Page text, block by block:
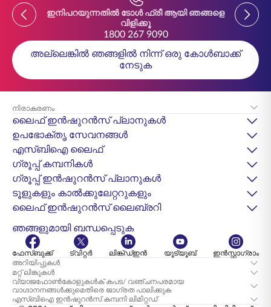
Previousഇനിപറയുന്നതിൽ ടോൾ ഫ്രീ ആയി ഞങ്ങളെ
വിളിക്കൂ
1800 267 9090
Previous
അല്ലെങ്കിൽ ഞങ്ങളിൽ നിന്ന് ഒരു കോൾബാക്ക്
നേടുക
നിരാകരണം
ലൈഫ് ഇൻഷുറൻസ് പ്ലാനുകൾ
ഉപഭോക്തൃ സേവനങ്ങൾ
എസ്‌ബിഐ ലൈഫ്
ഗ്രൂപ്പ് കമ്പനികൾ
ഗ്രൂപ്പ് ഇൻഷുറൻസ് പ്ലാനുകൾ
ടൂളുകളും കാൽക്കുലേറ്ററുകളും
ലൈഫ് ഇൻഷുറൻസ് ലൈബ്രറി
ഞങ്ങളുമായി ബന്ധപ്പെടുക
ഫേസ്ബുക്ക് ട്വിറ്റർ ലിങ്ക്ഡ്ഇൻ യൂട്യൂബ്
ഇൻസ്റ്റാഗ്രാം
അറിയിപ്പുകൾ
മറ്റ് ലിങ്കുകൾ
വ്യാജഫോൺകോളുകൾക് കപട/ വഞ്ചനപരമായ
വാഗ്ദാനനങ്ങൾക്കുമെതിരെ ജാഗ്രത പാലിക്കുക
എസ്‌ബി‌ഐ ഇൻഷുറൻസ് കമ്പനി ലിമിറ്റഡ്